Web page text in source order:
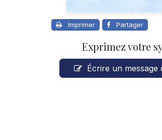
Imprimer Partager
Exprimez votre
Écrire un message